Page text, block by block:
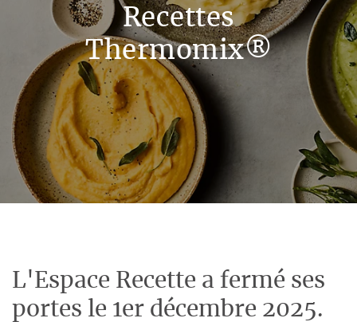
Recettes
Thermomix®
L'Espace Recette a fermé ses
portes le 1er décembre 2025.